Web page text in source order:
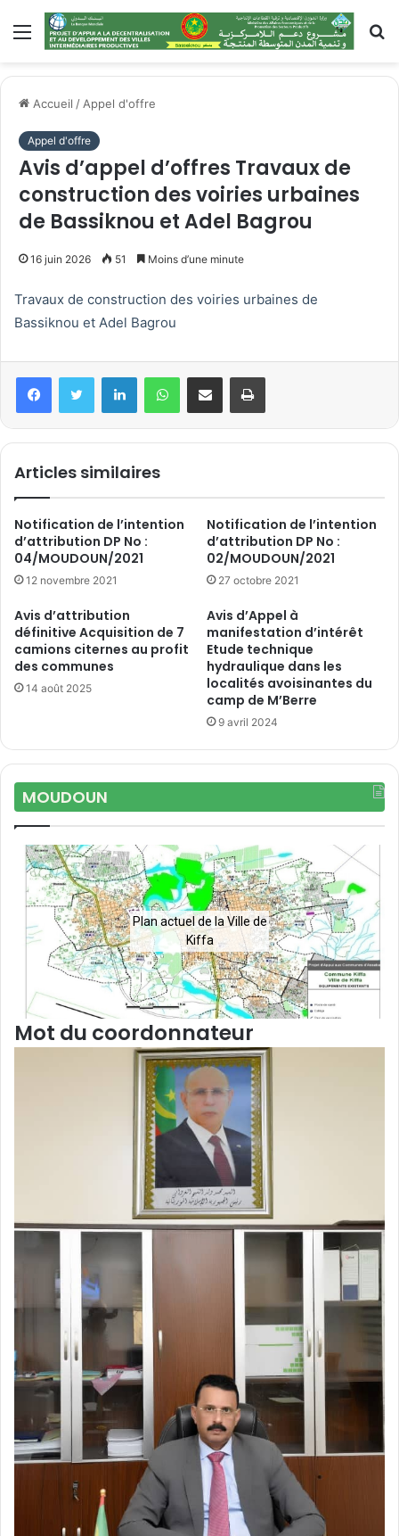
Menu
Accueil / Appel d'offre
Appel d'offre
Avis d’appel d’offres Travaux de
construction des voiries urbaines
de Bassiknou et Adel Bagrou
16 juin 2026 51 Moins d’une minute
Travaux de construction des voiries urbaines de
Bassiknou et Adel Bagrou
Articles similaires
Notification de l’intention
d’attribution DP No :
04/MOUDOUN/2021
12 novembre 2021
Notification de l’intention
d’attribution DP No :
02/MOUDOUN/2021
27 octobre 2021
Avis d’attribution
définitive Acquisition de 7
camions citernes au profit
des communes
14 août 2025
Avis d’Appel à
manifestation d’intérêt
Etude technique
hydraulique dans les
localités avoisinantes du
camp de M’Berre
9 avril 2024
MOUDOUN
Plan actuel de la Ville de
Kiffa
Mot du coordonnateur